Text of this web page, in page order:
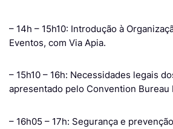
– 14h – 15h10: Introdução à
Eventos, com Via Apia.
– 15h10 – 16h: Necessidades legais
apresentado pelo Convention Bureau
– 16h05 – 17h: Segurança e